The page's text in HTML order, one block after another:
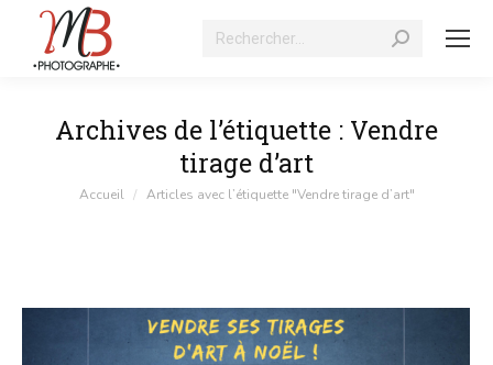
Recherche
Archives de l’étiquette : Vendre
tirage d’art
Vous êtes ici :
Accueil Articles avec l’étiquette "Vendre tirage d’art"